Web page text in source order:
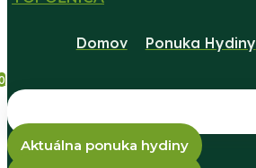
Domov Ponuka Hydiny
Aktuálna ponuka hydiny